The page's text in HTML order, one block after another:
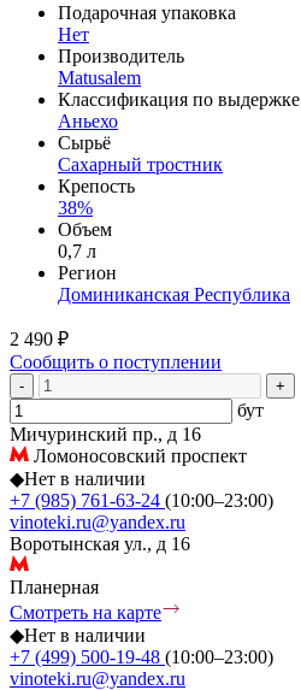
Подарочная упаковка
Нет
Производитель
Matusalem
Классификация по выдержке
Аньехо
Сырьё
Сахарный тростник
Крепость
38%
Объем
0,7 л
Регион
Доминиканская Республика
2 490 ₽
Сообщить о поступлении
- +
бут
Мичуринский пр., д 16
Ломоносовский проспект
◆Нет в наличии
+7 (985) 761-63-24 (10:00–23:00)
vinoteki.ru@yandex.ru
Воротынская ул., д 16
Планерная
Смотреть на карте
◆Нет в наличии
+7 (499) 500-19-48 (10:00–23:00)
vinoteki.ru@yandex.ru